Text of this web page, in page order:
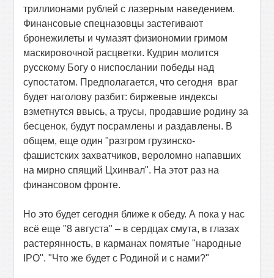
триллионами рублей с лазерным наведением.
Финансовые спецназовцы застегивают
бронежилеты и чумазят физиономии гримом
маскировочной расцветки. Кудрин молится
русскому Богу о ниспослании победы над
супостатом. Предполагается, что сегодня враг
будет наголову разбит: биржевые индексы
взметнутся ввысь, а трусы, продавшие родину за
бесценок, будут посрамлены и раздавлены. В
общем, еще один "разгром грузинско-
фашистских захватчиков, вероломно напавших
на мирно спящий Цхинвал". На этот раз на
финансовом фронте.
Но это будет сегодня ближе к обеду. А пока у нас
всё еще "8 августа" – в сердцах смута, в глазах
растерянность, в карманах помятые "народные
IPO". "Что же будет с Родиной и с нами?"